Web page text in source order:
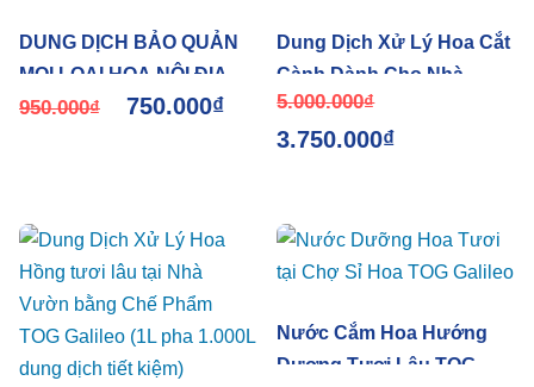
DUNG DỊCH BẢO QUẢN
MỌI LOẠI HOA NỘI ĐỊA
TẠI NHÀ VƯỜN TRỒNG
950.000₫ 750.000₫
Dung Dịch Xử Lý Hoa Cắt
Cành Dành Cho Nhà
Vườn Trồng hoa, Vựa Sỉ
Hoa (Wholesalers) Thùng
5.000.000₫
3.750.000₫
Nước Cắm Hoa Hướng
Dương Tươi Lâu TOG